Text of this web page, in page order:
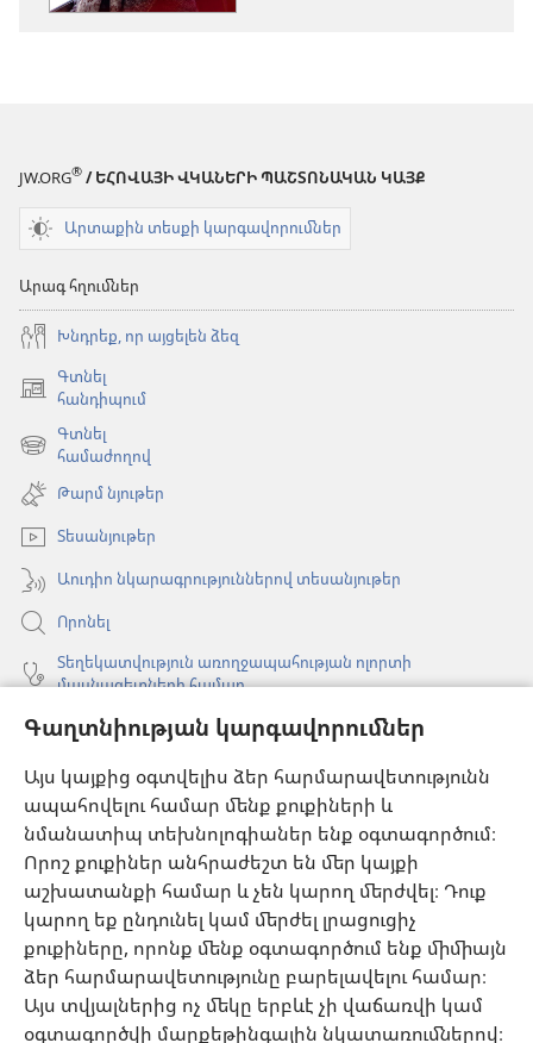
Գաղտնիության կարգավորումներ
Այս կայքից օգտվելիս ձեր հարմարավետությունն
ապահովելու համար մենք քուքիների և
նմանատիպ տեխնոլոգիաներ ենք օգտագործում։
Որոշ քուքիներ անհրաժեշտ են մեր կայքի
աշխատանքի համար և չեն կարող մերժվել։ Դուք
կարող եք ընդունել կամ մերժել լրացուցիչ
քուքիները, որոնք մենք օգտագործում ենք միմիայն
ձեր հարմարավետությունը բարելավելու համար։
Այս տվյալներից ոչ մեկը երբևէ չի վաճառվի կամ
օգտագործվի մարքեթինգային նկատառումներով։
ուժասպառ
JW.ORG® / ԵՀՈՎԱՅԻ ՎԿԱՆԵՐԻ ՊԱՇՏՈՆԱԿԱՆ ԿԱՅՔ
Արտաքին տեսքի կարգավորումներ
Արագ հղումներ
Խնդրեք, որ այցելեն ձեզ
Գտնել
հանդիպում
(բացվում
նոր
պատուհան)
Գտնել
համաժողով
(բացվում
նոր
պատուհան)
Թարմ նյութեր
Տեսանյութեր
Աուդիո նկարագրություններով տեսանյութեր
Որոնել
Տեղեկատվություն առողջապահության ոլորտի
մասնագետների համար
Գլոբալ հաղորդակցություն
Օգնություն
Նվիրատվություններ
(բացվում
է
նոր
պատուհան)
Դիտարանի ՕՆԼԱՅՆ ԳՐԱԴԱՐԱՆ
(բացվում
է
նոր
պատուհան)
JW Hub
(բացվում
է
նոր
պատուհան)
JW Library® հավելված